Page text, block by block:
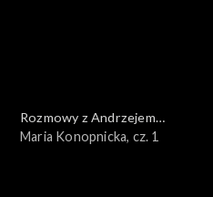
Rozmowy z Andrzejem
Doboszem
Maria Konopnicka, cz. 1